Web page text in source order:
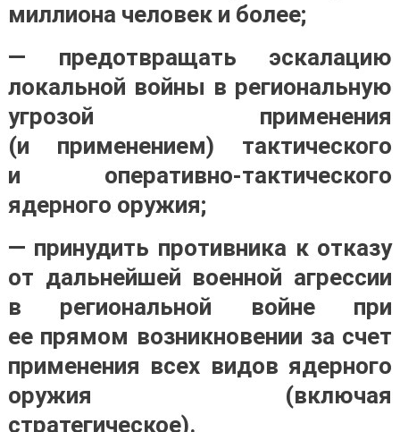
миллиона человек и более;
— предотвращать эскалацию
локальной войны в региональную
угрозой применения
(и применением) тактического
и оперативно-тактического
ядерного оружия;
— принудить противника к отказу
от дальнейшей военной агрессии
в региональной войне при
ее прямом возникновении за счет
применения всех видов ядерного
оружия (включая
стратегическое).